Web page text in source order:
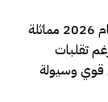
وتوقع بن كلبان أن تكون نتائج الربع الأول من عام 2026 مماثلة
2025، وذلك رغم تقلبات
قوي وسيولة